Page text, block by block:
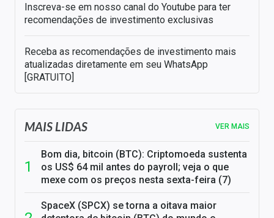
Inscreva-se em nosso canal do Youtube para ter
recomendações de investimento exclusivas
Receba as recomendações de investimento mais
atualizadas diretamente em seu WhatsApp
[GRATUITO]
MAIS LIDAS VER MAIS
Bom dia, bitcoin (BTC): Criptomoeda sustenta
os US$ 64 mil antes do payroll; veja o que
mexe com os preços nesta sexta-feira (7)
SpaceX (SPCX) se torna a oitava maior